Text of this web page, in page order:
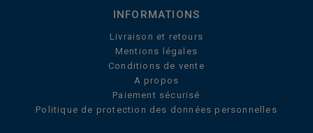
INFORMATIONS
Livraison et retours
Mentions légales
Conditions de vente
A propos
Paiement sécurisé
Politique de protection des données personnelles